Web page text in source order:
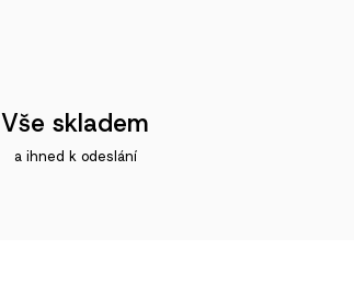
Vše skladem
a ihned k odeslání